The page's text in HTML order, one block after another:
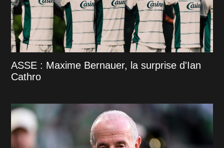
ASSE : Maxime Bernauer, la surprise d'Ian
Cathro